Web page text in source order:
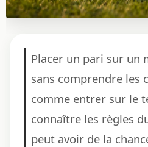
Placer un pari sur un
sans comprendre les
comme entrer sur le
connaître les règles
peut avoir de la